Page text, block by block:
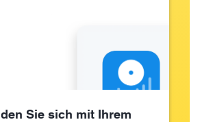
Sie sich mit Ihrem